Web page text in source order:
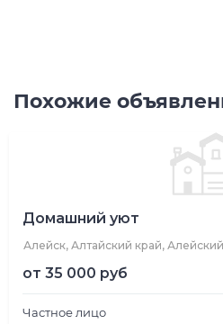
Похожие
Домашний уют
Алейск, Алтайский край,
от 35 000 руб
Частное лицо